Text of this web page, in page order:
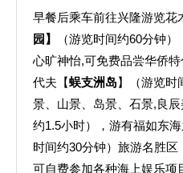
早餐后乘车前往兴隆游览花
园】
（游览时间约60分钟
心旷神怡,可免费品尝华侨
代夫【蜈支洲岛】（游览时
景、山景、岛景、石景,良
约1.5小时），游有福如东
时间约30分钟）旅游名胜区
可自费参加各种海上娱乐项